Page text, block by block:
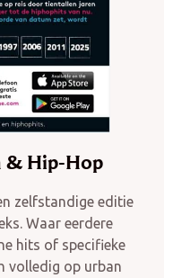
& Hip-Hop
zelfstandige editie
Waar eerdere
hits of specifieke
volledig op urban